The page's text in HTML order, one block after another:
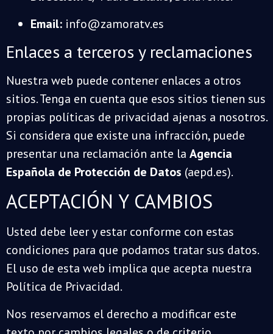
Email: info@zamoratv.es
Enlaces a terceros y reclamaciones
Nuestra web puede contener enlaces a otros
sitios. Tenga en cuenta que esos sitios tienen sus
propias políticas de privacidad ajenas a nosotros.
Si considera que existe una infracción, puede
presentar una reclamación ante la Agencia
Española de Protección de Datos (aepd.es).
ACEPTACIÓN Y CAMBIOS
Usted debe leer y estar conforme con estas
condiciones para que podamos tratar sus datos.
El uso de esta web implica que acepta nuestra
Política de Privacidad.
Nos reservamos el derecho a modificar este